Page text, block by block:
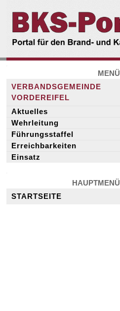
BKS-
Portal.rlp
MENÜ
VERBANDSGEMEINDE
VORDEREIFEL
Aktuelles
Wehrleitung
Führungsstaffel
Erreichbarkeiten
Einsatz
HAUPTMENÜ
STARTSEITE